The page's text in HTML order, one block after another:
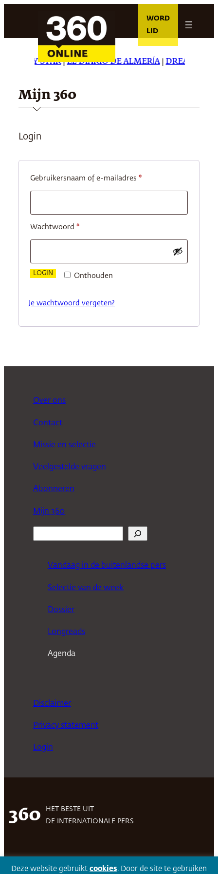
WORD
LID
DAILY STAR|EL DIARIO DE ALMERÍA| DREAMING
Mijn 360
Login
Gebruikersnaam of e-mailadres *Vereist
Wachtwoord *Vereist
Onthouden
LOGIN
Je wachtwoord vergeten?
Over ons
Contact
Missie en selectie
Veelgestelde vragen
Abonneren
Mijn 360
Vandaag in de buitenlandse pers
Selectie van de week
Dossier
Longreads
Agenda
Disclaimer
Privacy statement
Login
360
HET BESTE UIT
DE INTERNATIONALE PERS
Volg 360Facebook LinkedIn Twitter
Deze website gebruikt cookies. Door de site te gebruiken